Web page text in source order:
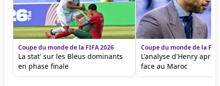
Coupe du monde de la FIFA 2026
La stat' sur les Bleus dominants
en phase finale
Coupe du monde de la
L'analyse d'Henry
face au Maroc